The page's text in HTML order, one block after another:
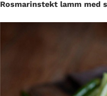
Rosmarinstekt lamm med